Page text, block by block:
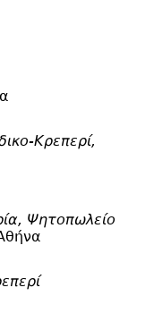
Κρεπερί,
Ψητοπωλείο